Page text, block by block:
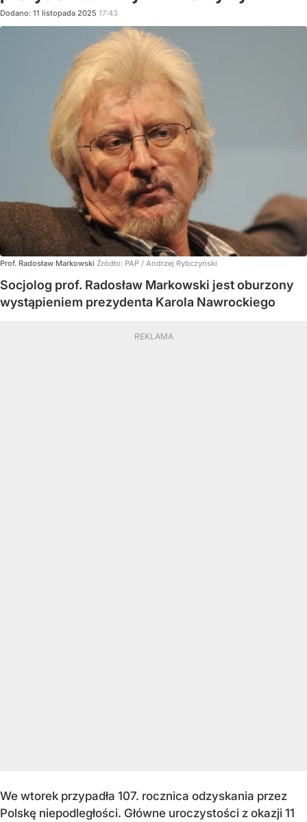
Dodano: 11 listopada 2025 17:43
Prof. Radosław Markowski Źródło: PAP / Andrzej Rybczyński
Socjolog prof. Radosław Markowski jest oburzony
wystąpieniem prezydenta Karola Nawrockiego
We wtorek przypadła 107. rocznica odzyskania przez
Polskę niepodległości. Główne uroczystości z okazji 11